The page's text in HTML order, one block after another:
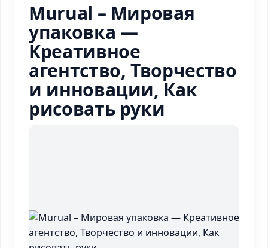
Murual – Мировая
упаковка —
Креативное
агентство, Творчество
и инновации, Как
рисовать руки